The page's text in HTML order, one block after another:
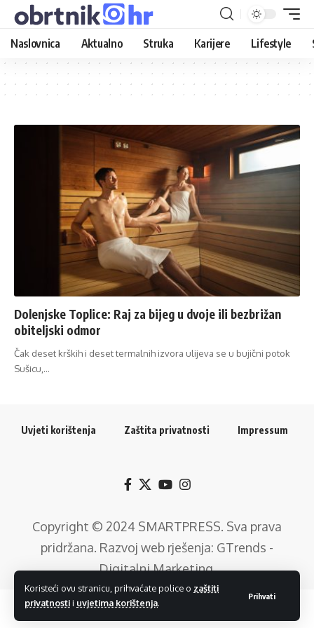
Koristeći ovu stranicu, prihvaćate police o zaštiti
privatnostii uvjetima korištenja.
Prihvati
Naslovnica Aktualno Struka Karijere Lifestyle
Dolenjske Toplice: Raj za bijeg u dvoje ili bezbrižan
obiteljski odmor
Čak deset krških i deset termalnih izvora ulijeva se u bujični potok
Sušicu,…
Uvjeti korištenja Zaštita privatnosti Impressum
Copyright © 2024 SMARTPRESS. Sva prava
pridržana. Razvoj web rješenja: GTrends -
Digitalni Marketing.